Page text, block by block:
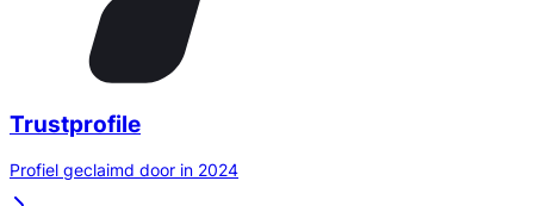
Trustprofile
Profiel geclaimd door in 2024